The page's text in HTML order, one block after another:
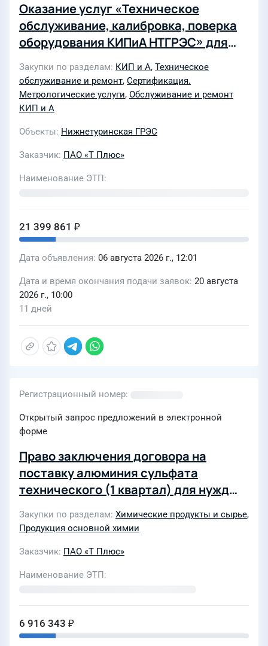
Оказание услуг «Техническое
обслуживание, калибровка, поверка
оборудования КИПиА НТГРЭС» для
«Свердловский» ПАО «Т Плюс»
(13/27)
Закупки по разделам КИП и А, Техническое
обслуживание и ремонт, Сертификация.
Метрологические услуги, Обслуживание и ремонт
КИП и А
Объекты Нижнетуринская ГРЭС
Заказчик ПАО «Т Плюс»
Наименование ЭТП
21 399 861 ₽
Дата объявления 06 августа 2026 г., 12:01
Дата и время окончания подачи заявок 20 августа
2026 г., 10:00
11 дней
Регистрационный номер
Открытый запрос предложений в электронной
форме
Право заключения договора на
поставку алюминия сульфата
технического (1 квартал) для нужд
«Т Плюс» (4553234)
Закупки по разделам Химические продукты и сырье,
Продукция основной химии
Заказчик ПАО «Т Плюс»
Наименование ЭТП
6 916 343 ₽